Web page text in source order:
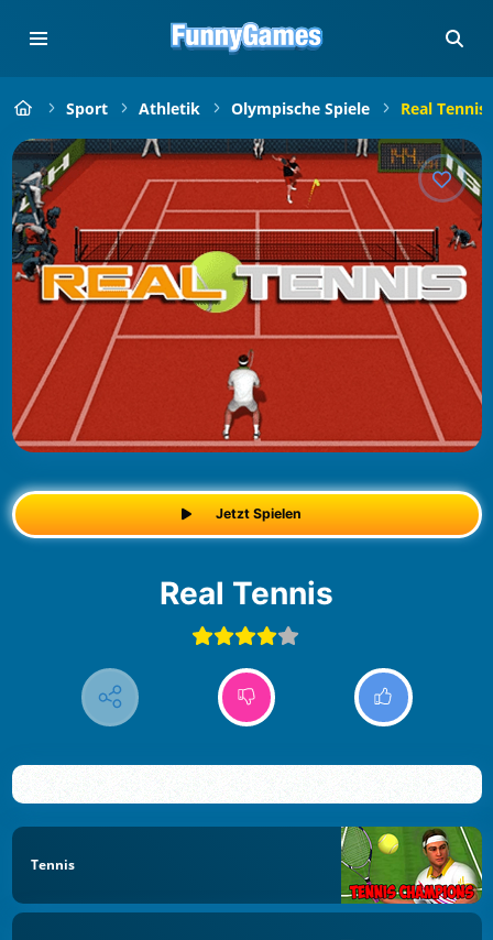
Sport Athletik Olympische Spiele Real Tennis
Jetzt Spielen
Real Tennis
Tennis